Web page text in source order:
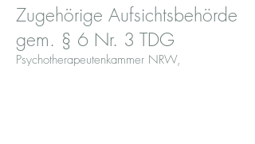
Zugehörige Aufsichtsbehörde
gem. § 6 Nr. 3 TDG
Psychotherapeutenkammer NRW,